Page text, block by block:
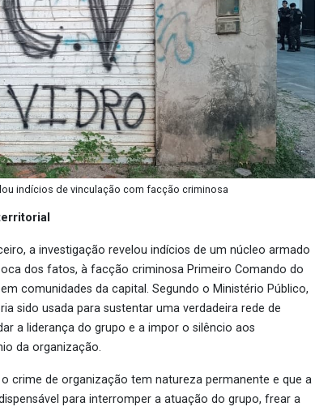
indícios de vinculação com facção criminosa
a investigação revelou indícios de um núcleo armado
dos fatos, à facção criminosa Primeiro Comando do
comunidades da capital. Segundo o Ministério Público,
sido usada para sustentar uma verdadeira rede de
a liderança do grupo e a impor o silêncio aos
da organização.
crime de organização tem natureza permanente e que a
para interromper a atuação do grupo, frear a